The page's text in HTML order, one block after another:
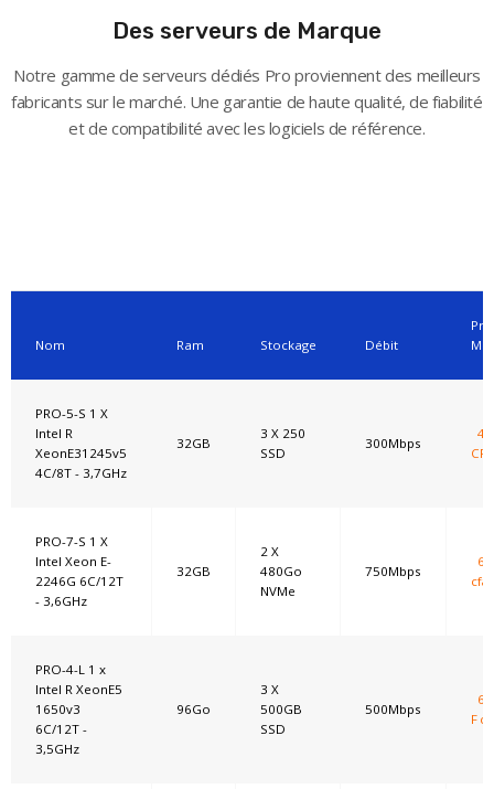
Des serveurs de Marque
Notre gamme de serveurs dédiés Pro proviennent des meilleurs
fabricants sur le marché. Une garantie de haute qualité, de fiabilité
et de compatibilité avec les logiciels de référence.
Nom Ram Stockage Débit
Prix
PRO-5-S 1 X
Intel R
XeonE31245v5
4C/8T - 3,7GHz
32GB
3 X 250
SSD
300Mbps
CFA
PRO-7-S 1 X
Intel Xeon E-
2246G 6C/12T
- 3,6GHz
32GB
2 X
480Go
NVMe
750Mbps
cfa
PRO-4-L 1 x
Intel R XeonE5
1650v3
6C/12T -
3,5GHz
96Go
3 X
500GB
SSD
500Mbps
F